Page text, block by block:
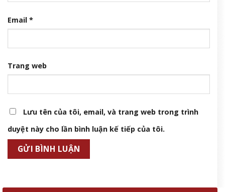
Email *
Trang web
Lưu tên của tôi, email, và trang web trong trình
duyệt này cho lần bình luận kế tiếp của tôi.